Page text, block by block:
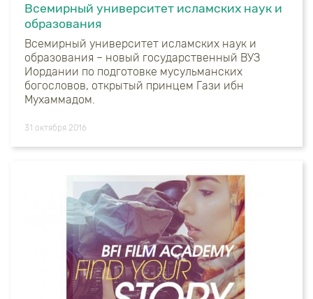
Всемирный университет исламских наук и
образования
Всемирный университет исламских наук и
образования – новый государственный ВУЗ
Иордании по подготовке мусульманских
богословов, открытый принцем Гази ибн
Мухаммадом.
31 октября 2016